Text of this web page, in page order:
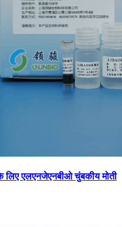
लिए एलएनजेएनबीओ चुंबकीय मोती